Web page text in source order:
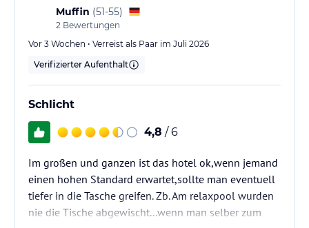
katastrophal:
Die Dusche war eine Dusch-Badewanne mit flattrigem
Duschvorhang, so dass nach 4 Personen duschen das
Badezimmer komplett unter Wasser stand
Muffin (51-55)
2 Bewertungen
Vor 3 Wochen • Verreist als Paar im Juli 2026
Verifizierter Aufenthalt
Schlicht
4,8 / 6
Im großen und ganzen ist das hotel ok,wenn jemand
einen hohen Standard erwartet,sollte man eventuell
tiefer in die Tasche greifen. Zb. Am relaxpool wurden
nie die Tische abgewischt...wenn man selber zum